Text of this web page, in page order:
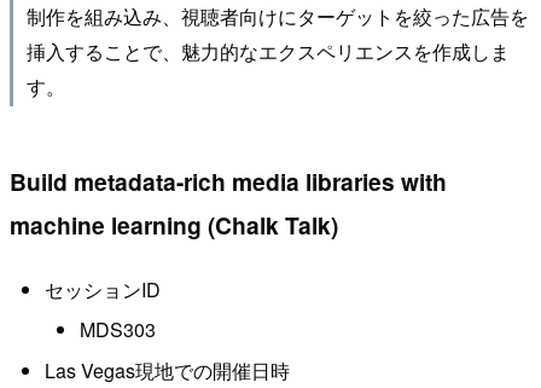
制作を組み込み、視聴者向けにターゲットを絞った広告を
挿入することで、魅力的なエクスペリエンスを作成しま
す。
Build metadata-rich media libraries with
machine learning (Chalk Talk)
セッションID
MDS303
Las Vegas現地での開催日時